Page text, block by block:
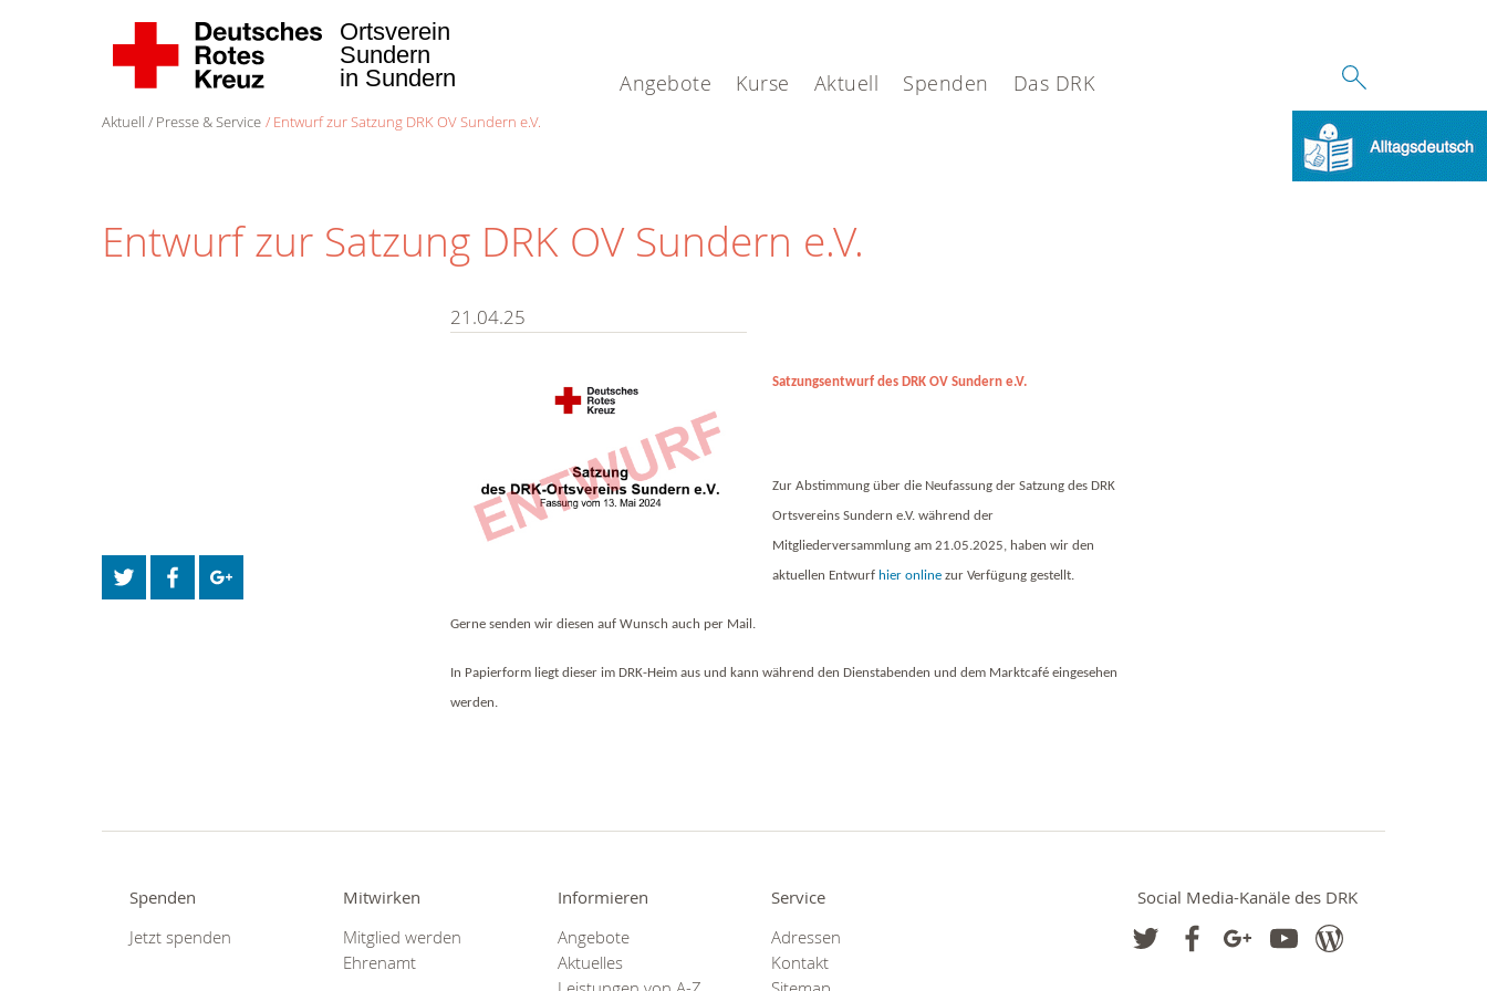
Angebote Kurse Aktuell Spenden Das DRK
Ortsverein
Sundern
in Sundern
Aktuell Presse & Service Entwurf zur Satzung DRK OV Sundern e.V.
Entwurf zur Satzung DRK OV Sundern e.V.
21.04.25
Satzungsentwurf des DRK OV Sundern e.V.
Zur Abstimmung über die Neufassung der Satzung des DRK
Ortsvereins Sundern e.V. während der
Mitgliederversammlung am 21.05.2025, haben wir den
aktuellen Entwurf hier online zur Verfügung gestellt.
Gerne senden wir diesen auf Wunsch auch per Mail.
In Papierform liegt dieser im DRK-Heim aus und kann während den Dienstabenden und dem Marktcafé eingesehen
werden.
Spenden
Jetzt spenden
Mitwirken
Mitglied werden
Ehrenamt
Informieren
Angebote
Aktuelles
Service
Adressen
Kontakt
Social Media-Kanäle des DRK